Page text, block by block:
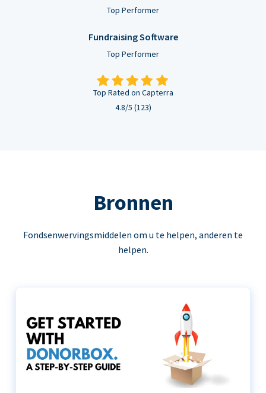
Top Performer
Fundraising Software
Top Performer
Top Rated on Capterra
4.8/5 (123)
Bronnen
Fondsenwervingsmiddelen om u te helpen, anderen te
helpen.